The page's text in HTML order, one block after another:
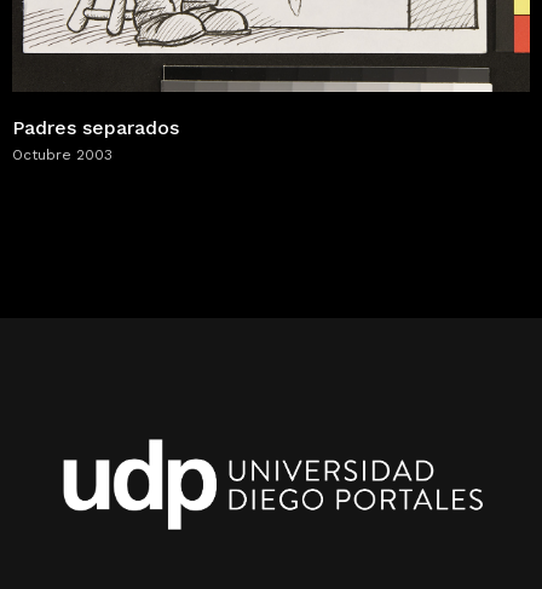
Padres separados
Octubre 2003